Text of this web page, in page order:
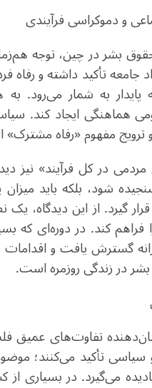
و دموکراسی فرآیندی
بشر در چین، توجه
جامعه تأکید داشته و
پایدار به شمار می‌رود.
هماهنگی ایجاد کند.
مفهوم «رفاه مشترک»
مردمی در کل فرآیند»
شود، بلکه باید
گیرد. از این دیدگاه،
کند. در دوره‌ای که
گسترش یافت و
در زندگی روزمره است.
تفاوت‌های عمیق
تأکید می‌کنند؛
می‌گیرد. در بسیاری